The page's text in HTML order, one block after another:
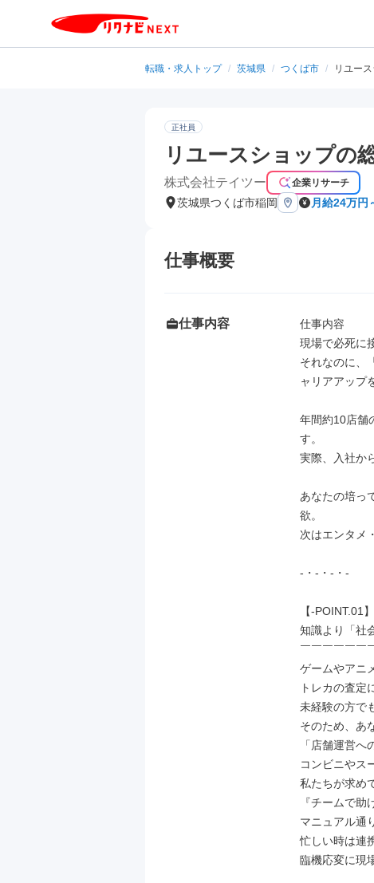
転職・求人トップ / 茨城県 / つくば市 / リユー
正社員
リユースショップの
株式会社テイツー 企業リサーチ
茨城県つくば市稲岡 月給24万円
仕事概要
仕事内容
仕事内容
現場で必死に
それなのに、
ャリアアップ
年間約10店舗
す。
実際、入社か
あなたの培っ
欲。
次はエンタメ
-・-・-・-
【-POINT.01】
知識より「社
￣￣￣￣￣￣
ゲームやアニ
トレカの査定
未経験の方で
そのため、あ
「店舗運営へ
コンビニやス
私たちが求め
『チームで助
マニュアル通
忙しい時は連
臨機応変に現